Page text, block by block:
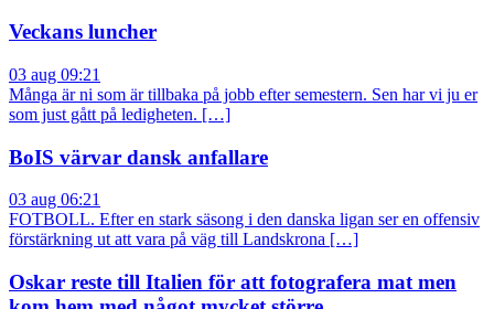
Veckans luncher
03 aug 09:21
Många är ni som är tillbaka på jobb efter semestern. Sen har vi ju er
som just gått på ledigheten. […]
BoIS värvar dansk anfallare
03 aug 06:21
FOTBOLL. Efter en stark säsong i den danska ligan ser en offensiv
förstärkning ut att vara på väg till Landskrona […]
Oskar reste till Italien för att fotografera mat men